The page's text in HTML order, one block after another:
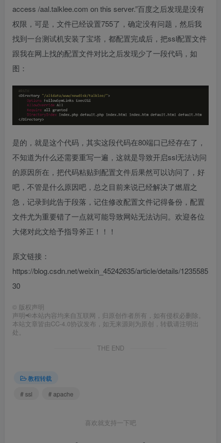
access /aal.talklee.com on this server.”百度之后发现是没有
权限，可是，文件已经设置755了，确定没有问题，然后我
找到一台测试机安装了宝塔，都配置完成后，把ssl配置文件
跟我在网上找的配置文件对比之后发现少了一段代码，如
图：
是的，就是这个代码，其实这段代码在80端口已经存在了，
不知道为什么还需要重写一遍，这就是导致开启ssl无法访问
的原因所在，把代码粘贴到配置文件后果然可以访问了，好
吧，不管是什么原因吧，总之目前来说已经解决了燃眉之
急，记录到此告于段落，记住修改配置文件记得备份，配置
文件尤为重要错了一点就可能导致网站无法访问。欢迎各位
大佬对此文给予指导斧正！！！
原文链接：
https://blog.csdn.net/weixin_45242635/article/details/1235585
30
© 版权声明
声明📢本站内容均来自互联网，归原创作者所有，如有侵权必删除。
本站文章皆由CC-4.0协议发布，如无来源则为原创，转载请注明出
处。
THE END
教程转载
# ssl
# apache
喜欢就支持一下吧